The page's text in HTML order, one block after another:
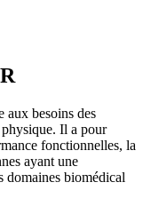
besoins des
physique. Il a pour
fonctionnelles, la
ayant une
domaines biomédical